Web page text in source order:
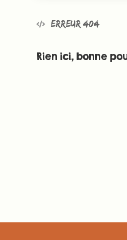
Erreur 404
Rien ici, bonne